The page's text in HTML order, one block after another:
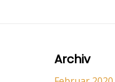
Archiv